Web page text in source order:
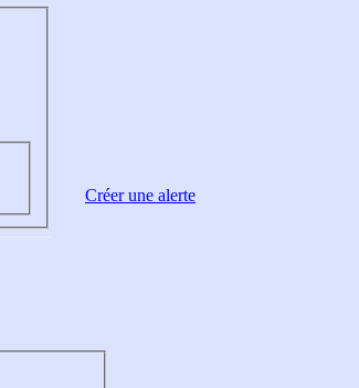
Créer une alerte